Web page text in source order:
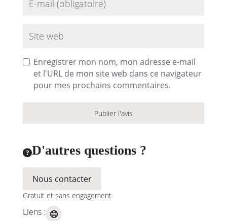
Enregistrer mon nom, mon adresse e-mail
et l'URL de mon site web dans ce navigateur
pour mes prochains commentaires.
D'autres questions ?
Nous contacter
Gratuit et sans engagement
Liens :